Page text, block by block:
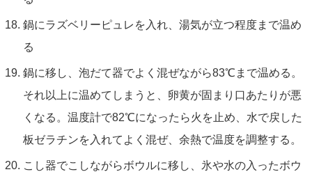
鍋にラズベリーピュレを入れ、湯気が立つ程度まで温め
る
鍋に移し、泡だて器でよく混ぜながら83℃まで温める。
それ以上に温めてしまうと、卵黄が固まり口あたりが悪
くなる。温度計で82℃になったら火を止め、水で戻した
板ゼラチンを入れてよく混ぜ、余熱で温度を調整する。
こし器でこしながらボウルに移し、氷や水の入ったボウ